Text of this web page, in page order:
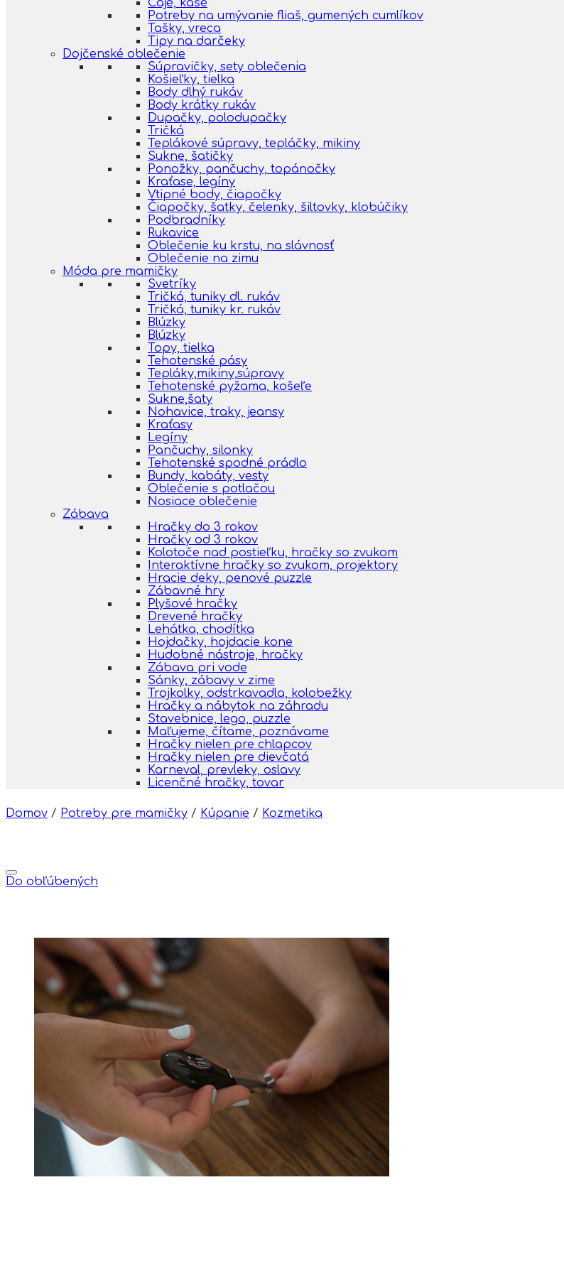
Čaje, kaše
Potreby na umývanie fliaš, gumených cumlíkov
Tašky, vreca
Tipy na darčeky
Dojčenské oblečenie
Súpravičky, sety oblečenia
Košieľky, tielka
Body dlhý rukáv
Body krátky rukáv
Dupačky, polodupačky
Tričká
Teplákové súpravy, tepláčky, mikiny
Sukne, šatičky
Ponožky, pančuchy, topánočky
Kraťase, legíny
Vtipné body, čiapočky
Čiapočky, šatky, čelenky, šiltovky, klobúčiky
Podbradníky
Rukavice
Oblečenie ku krstu, na slávnosť
Oblečenie na zimu
Móda pre mamičky
Svetríky
Tričká, tuniky dl. rukáv
Tričká, tuniky kr. rukáv
Blúzky
Blúzky
Topy, tielka
Tehotenské pásy
Tepláky,mikiny,súpravy
Tehotenské pyžama, košeľe
Sukne,šaty
Nohavice, traky, jeansy
Kraťasy
Legíny
Pančuchy, silonky
Tehotenské spodné prádlo
Bundy, kabáty, vesty
Oblečenie s potlačou
Nosiace oblečenie
Zábava
Hračky do 3 rokov
Hračky od 3 rokov
Kolotoče nad postieľku, hračky so zvukom
Interaktívne hračky so zvukom, projektory
Hracie deky, penové puzzle
Zábavné hry
Plyšové hračky
Drevené hračky
Lehátka, chodítka
Hojdačky, hojdacie kone
Hudobné nástroje, hračky
Zábava pri vode
Sánky, zábavy v zime
Trojkolky, odstrkavadla, kolobežky
Hračky a nábytok na záhradu
Stavebnice, lego, puzzle
Maľujeme, čítame, poznávame
Hračky nielen pre chlapcov
Hračky nielen pre dievčatá
Karneval, prevleky, oslavy
Licenčné hračky, tovar
Domov / Potreby pre mamičky / Kúpanie / Kozmetika
Do obľúbených